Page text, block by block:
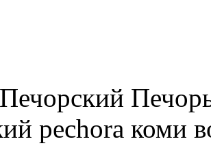
pechora коми